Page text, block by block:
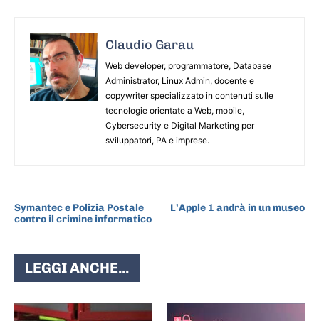
Claudio Garau
Web developer, programmatore, Database
Administrator, Linux Admin, docente e
copywriter specializzato in contenuti sulle
tecnologie orientate a Web, mobile,
Cybersecurity e Digital Marketing per
sviluppatori, PA e imprese.
Symantec e Polizia Postale
contro il crimine informatico
L’Apple 1 andrà in un museo
LEGGI ANCHE...